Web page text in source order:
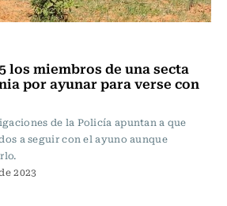
los miembros de una secta
por ayunar para verse con
de la Policía apuntan a que
a seguir con el ayuno aunque
2023